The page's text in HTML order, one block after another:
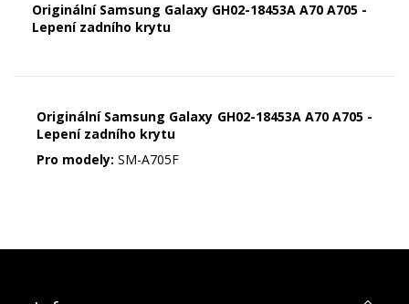
Originální Samsung Galaxy GH02-18453A A70 A705 -
Lepení zadního krytu
Originální Samsung Galaxy GH02-18453A A70 A705 -
Lepení zadního krytu
Pro modely: SM-A705F